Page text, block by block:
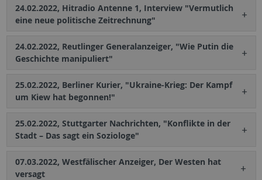
24.02.2022, Hitradio Antenne 1, Interview "Vermutlich
eine neue politische Zeitrechnung"
24.02.2022, Reutlinger Generalanzeiger, "Wie Putin die
Geschichte manipuliert"
25.02.2022, Berliner Kurier, "Ukraine-Krieg: Der Kampf
um Kiew hat begonnen!"
25.02.2022, Stuttgarter Nachrichten, "Konflikte in der
Stadt – Das sagt ein Soziologe"
07.03.2022, Westfälischer Anzeiger, Der Westen hat
versagt